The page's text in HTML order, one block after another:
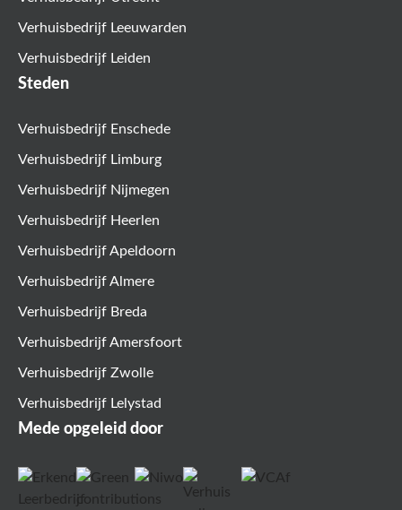
Verhuisbedrijf Leeuwarden
Verhuisbedrijf Leiden
Steden
Verhuisbedrijf Enschede
Verhuisbedrijf Limburg
Verhuisbedrijf Nijmegen
Verhuisbedrijf Heerlen
Verhuisbedrijf Apeldoorn
Verhuisbedrijf Almere
Verhuisbedrijf Breda
Verhuisbedrijf Amersfoort
Verhuisbedrijf Zwolle
Verhuisbedrijf Lelystad
Mede opgeleid door